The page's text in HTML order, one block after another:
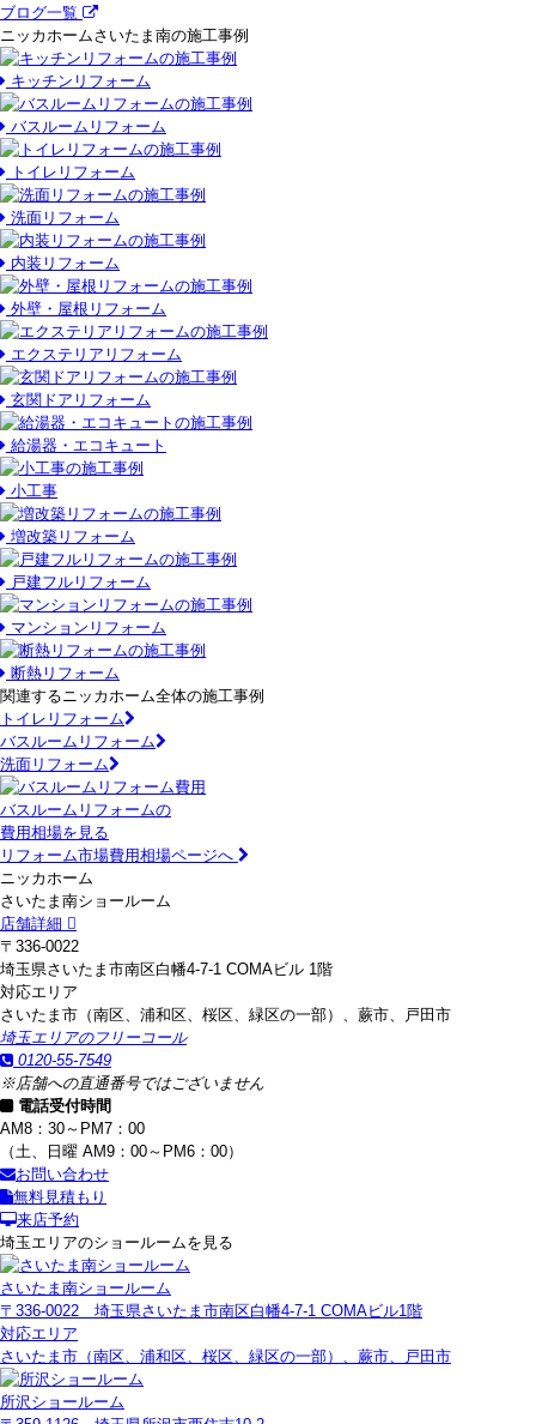
ブログ一覧
ニッカホームさいたま南の施工事例
キッチンリフォーム
バスルームリフォーム
トイレリフォーム
洗面リフォーム
内装リフォーム
外壁・屋根リフォーム
エクステリアリフォーム
玄関ドアリフォーム
給湯器・エコキュート
小工事
増改築リフォーム
戸建フルリフォーム
マンションリフォーム
断熱リフォーム
関連するニッカホーム全体の施工事例
トイレリフォーム
バスルームリフォーム
洗面リフォーム
バスルームリフォームの
費用相場を見る
リフォーム市場費用相場ページへ
ニッカホーム
さいたま南ショールーム
店舗詳細
〒336-0022
埼玉県さいたま市南区白幡4-7-1 COMAビル 1階
対応エリア
さいたま市（南区、浦和区、桜区、緑区の一部）、蕨市、戸田市
埼玉エリアのフリーコール
0120-55-7549
※店舗への直通番号ではございません
電話受付時間
AM8：30～PM7：00
（土、日曜 AM9：00～PM6：00）
お問い合わせ
無料見積もり
来店予約
埼玉エリアのショールームを見る
さいたま南ショールーム
〒336-0022 埼玉県さいたま市南区白幡4-7-1 COMAビル1階
対応エリア
さいたま市（南区、浦和区、桜区、緑区の一部）、蕨市、戸田市
所沢ショールーム